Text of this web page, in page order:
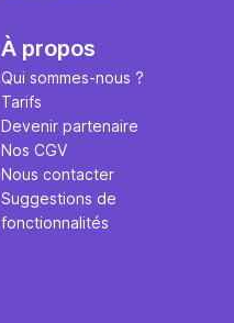
À propos
Qui sommes-nous ?
Tarifs
Devenir partenaire
Nos CGV
Nous contacter
Suggestions de
fonctionnalités